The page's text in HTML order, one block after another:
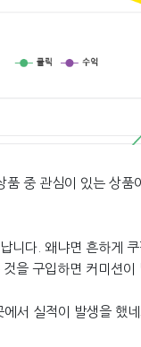
중 관심이 있는 상품
니다. 왜냐면 흔하게
을 구입하면 커미션이
서 실적이 발생을 했네